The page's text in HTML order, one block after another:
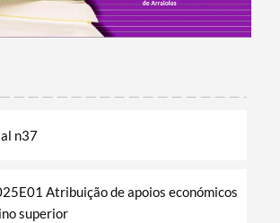
n37
Atribuição de apoios económicos
superior